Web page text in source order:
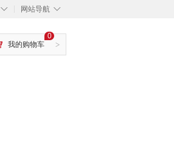
◇ ◇
网站导航
>
0
我的购物车